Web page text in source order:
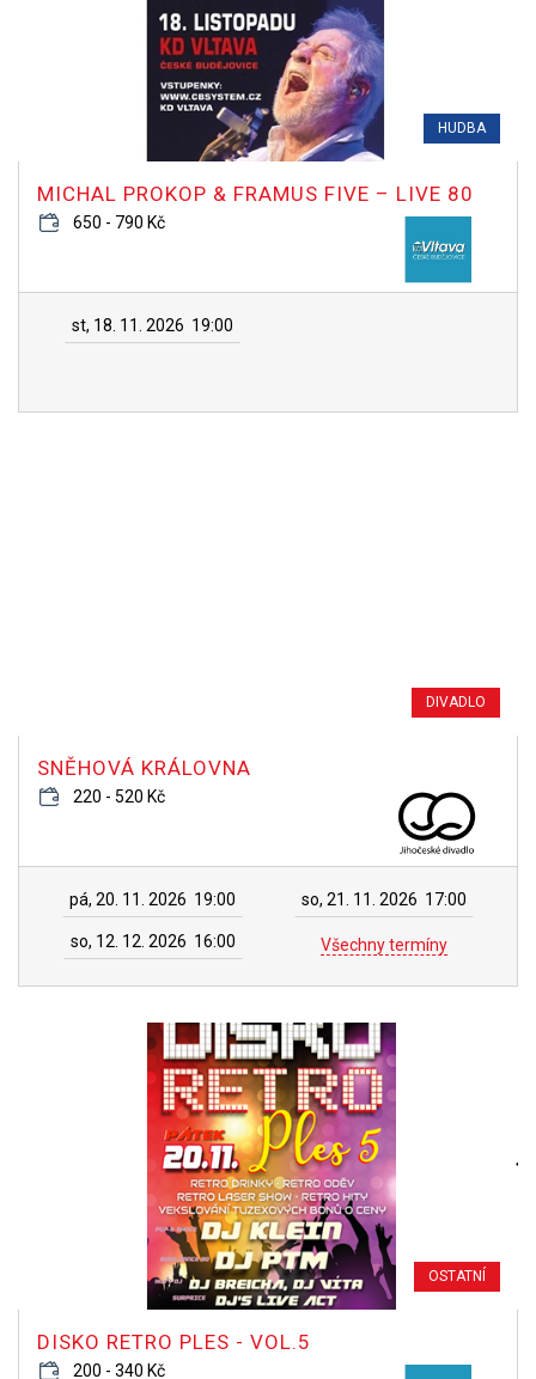
HUDBA
MICHAL PROKOP & FRAMUS FIVE – LIVE 80
650 - 790 Kč
st, 18. 11. 2026 19:00
DIVADLO
SNĚHOVÁ KRÁLOVNA
220 - 520 Kč
pá, 20. 11. 2026 19:00 so, 21. 11. 2026 17:00
so, 12. 12. 2026 16:00 Všechny termíny
OSTATNÍ
DISKO RETRO PLES - VOL.5
200 - 340 Kč